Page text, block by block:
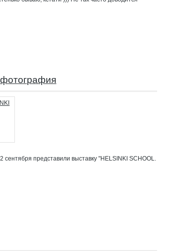
представили выставку "HELSINKI SCHOOL.